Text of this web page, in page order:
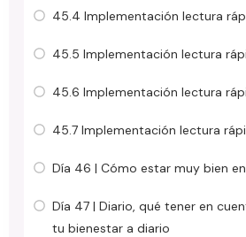
45.4 Implementación lectura
45.5 Implementación lectura
45.6 Implementación lectura
45.7 Implementación lectura
Día 46 | Cómo estar muy bien
Día 47 | Diario, qué tener en
tu bienestar a diario